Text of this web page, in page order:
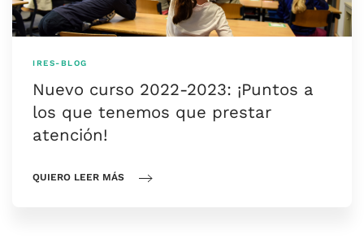
IRES-BLOG
Nuevo curso 2022-2023: ¡Puntos a
los que tenemos que prestar
atención!
QUIERO LEER MÁS